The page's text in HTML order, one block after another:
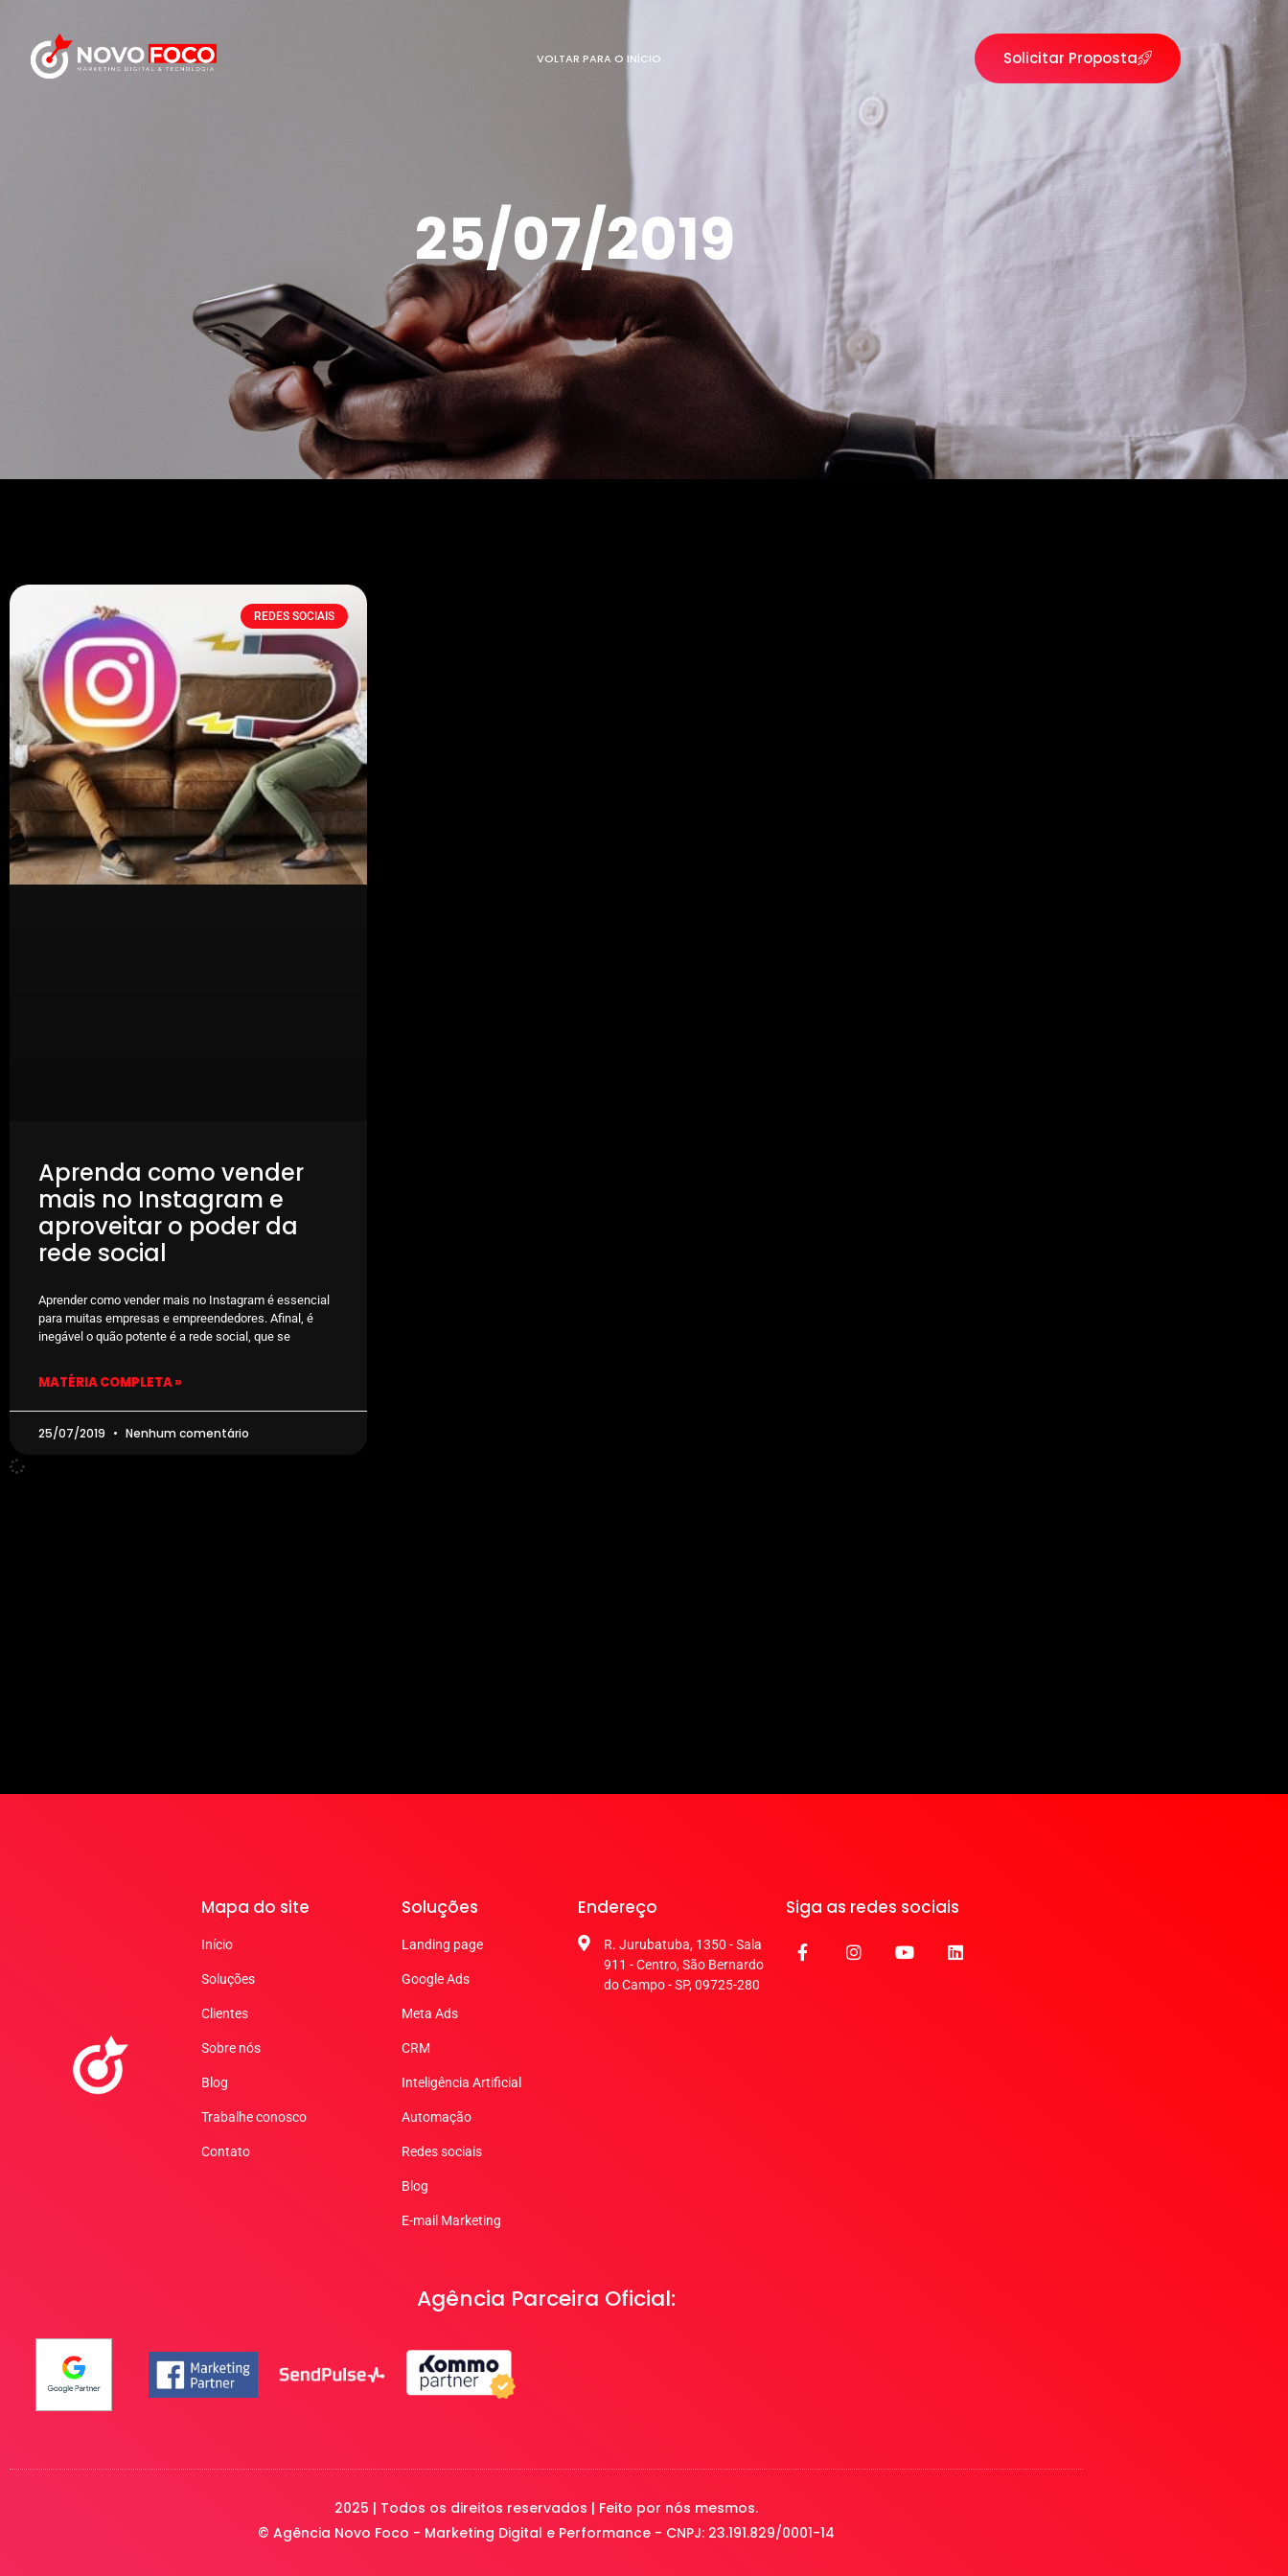
VOLTAR PARA O INÍCIO Solicitar Proposta
25/07/2019
REDES SOCIAIS
Aprenda como vender
mais no Instagram e
aproveitar o poder da
rede social
Aprender como vender mais no Instagram é essencial
para muitas empresas e empreendedores. Afinal, é
inegável o quão potente é a rede social, que se
MATÉRIA COMPLETA »
25/07/2019 Nenhum comentário
Mapa do site
Início
Soluções
Clientes
Sobre nós
Blog
Trabalhe conosco
Contato
Soluções
Landing page
Google Ads
Meta Ads
CRM
Inteligência Artificial
Automação
Redes sociais
Blog
E-mail Marketing
Endereço
R. Jurubatuba, 1350 - Sala
911 - Centro, São Bernardo
do Campo - SP, 09725-280
Siga as redes sociais
Agência Parceira Oficial:
2025 | Todos os direitos reservados | Feito por nós mesmos.
© Agência Novo Foco - Marketing Digital e Performance - CNPJ: 23.191.829/0001-14